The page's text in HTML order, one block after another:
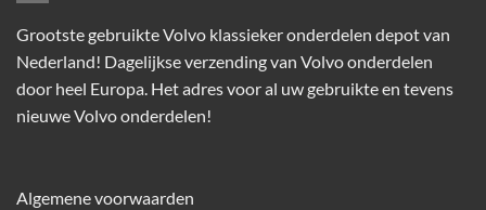
Grootste gebruikte Volvo klassieker onderdelen depot van
Nederland! Dagelijkse verzending van Volvo onderdelen
door heel Europa. Het adres voor al uw gebruikte en tevens
nieuwe Volvo onderdelen!
Algemene voorwaarden